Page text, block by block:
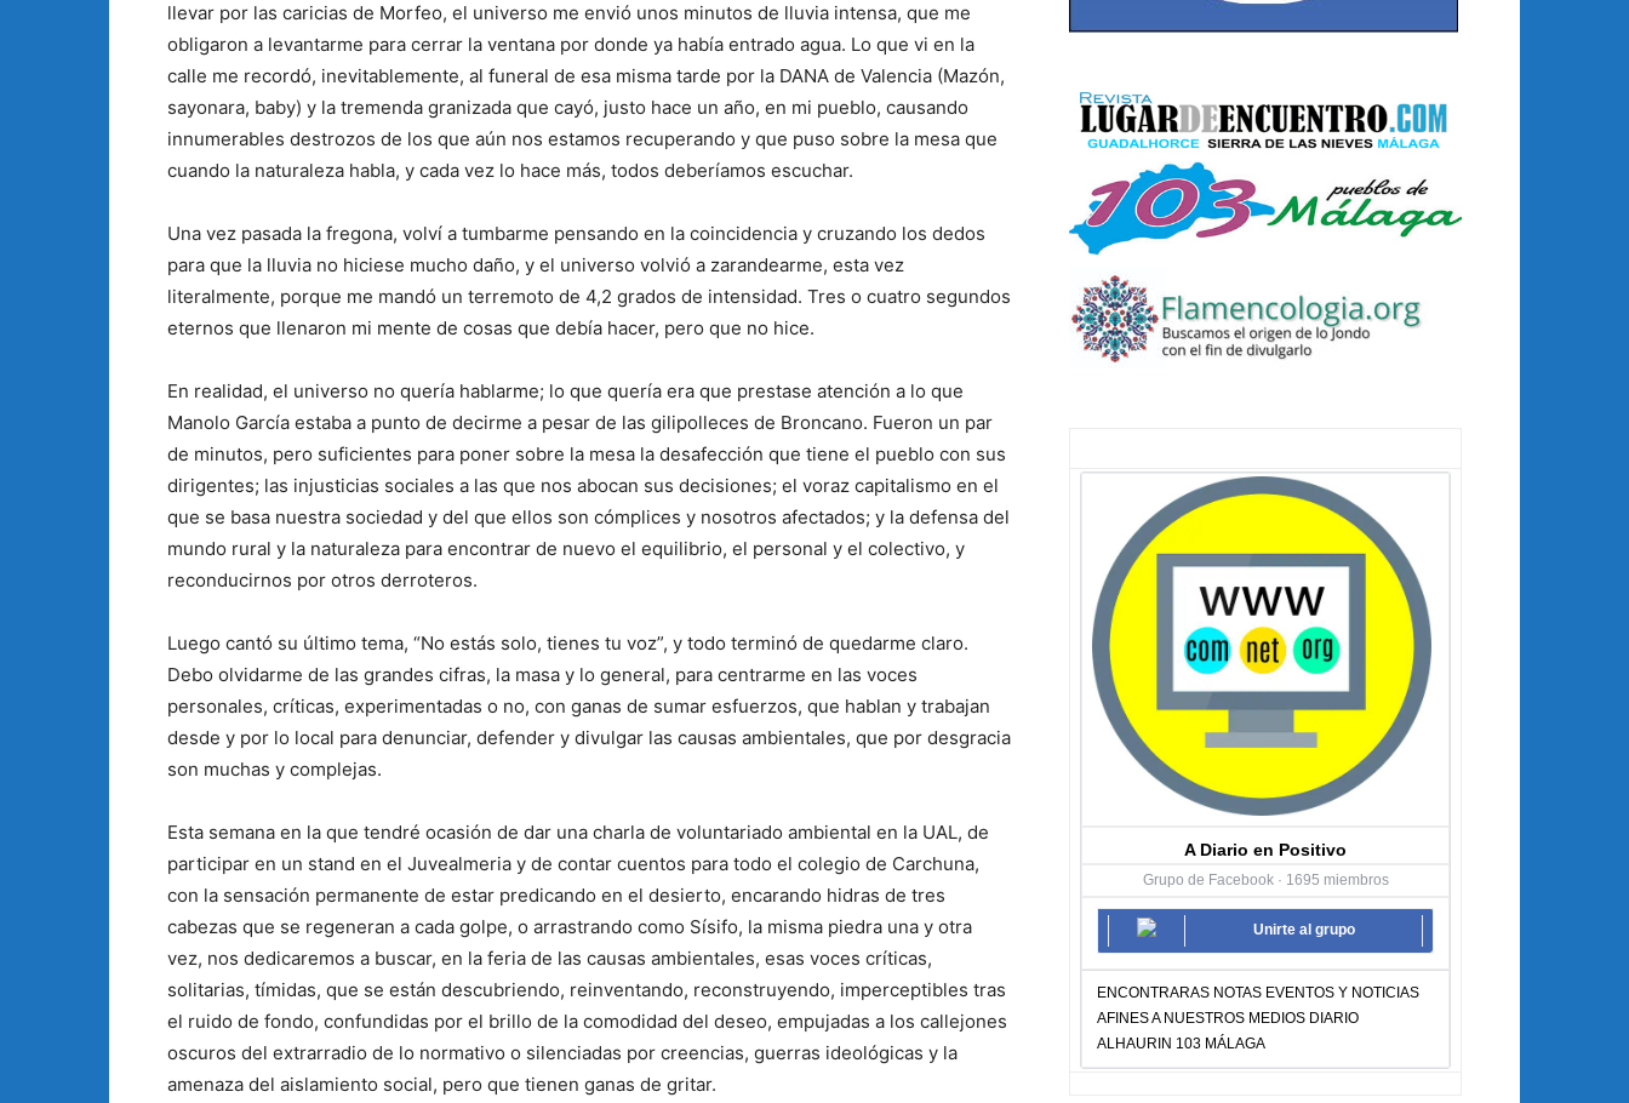
llevar por las caricias de Morfeo, el universo me envió unos minutos de lluvia intensa, que me
obligaron a levantarme para cerrar la ventana por donde ya había entrado agua. Lo que vi en la
calle me recordó, inevitablemente, al funeral de esa misma tarde por la DANA de Valencia (Mazón,
sayonara, baby) y la tremenda granizada que cayó, justo hace un año, en mi pueblo, causando
innumerables destrozos de los que aún nos estamos recuperando y que puso sobre la mesa que
cuando la naturaleza habla, y cada vez lo hace más, todos deberíamos escuchar.
Una vez pasada la fregona, volví a tumbarme pensando en la coincidencia y cruzando los dedos
para que la lluvia no hiciese mucho daño, y el universo volvió a zarandearme, esta vez
literalmente, porque me mandó un terremoto de 4,2 grados de intensidad. Tres o cuatro segundos
eternos que llenaron mi mente de cosas que debía hacer, pero que no hice.
En realidad, el universo no quería hablarme; lo que quería era que prestase atención a lo que
Manolo García estaba a punto de decirme a pesar de las gilipolleces de Broncano. Fueron un par
de minutos, pero suficientes para poner sobre la mesa la desafección que tiene el pueblo con sus
dirigentes; las injusticias sociales a las que nos abocan sus decisiones; el voraz capitalismo en el
que se basa nuestra sociedad y del que ellos son cómplices y nosotros afectados; y la defensa del
mundo rural y la naturaleza para encontrar de nuevo el equilibrio, el personal y el colectivo, y
reconducirnos por otros derroteros.
Luego cantó su último tema, “No estás solo, tienes tu voz”, y todo terminó de quedarme claro.
Debo olvidarme de las grandes cifras, la masa y lo general, para centrarme en las voces
personales, críticas, experimentadas o no, con ganas de sumar esfuerzos, que hablan y trabajan
desde y por lo local para denunciar, defender y divulgar las causas ambientales, que por desgracia
son muchas y complejas.
Esta semana en la que tendré ocasión de dar una charla de voluntariado ambiental en la UAL, de
participar en un stand en el Juvealmeria y de contar cuentos para todo el colegio de Carchuna,
con la sensación permanente de estar predicando en el desierto, encarando hidras de tres
cabezas que se regeneran a cada golpe, o arrastrando como Sísifo, la misma piedra una y otra
vez, nos dedicaremos a buscar, en la feria de las causas ambientales, esas voces críticas,
solitarias, tímidas, que se están descubriendo, reinventando, reconstruyendo, imperceptibles tras
el ruido de fondo, confundidas por el brillo de la comodidad del deseo, empujadas a los callejones
oscuros del extrarradio de lo normativo o silenciadas por creencias, guerras ideológicas y la
amenaza del aislamiento social, pero que tienen ganas de gritar.
A Diario en Positivo
Grupo de Facebook · 1695 miembros
Unirte al grupo
ENCONTRARAS NOTAS EVENTOS Y NOTICIAS
AFINES A NUESTROS MEDIOS DIARIO
ALHAURIN 103 MÁLAGA